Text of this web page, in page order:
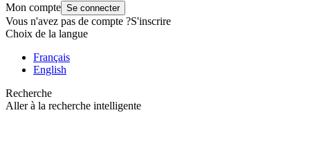
Mon compte Se connecter
Vous n'avez pas de compte ?S'inscrire
Choix de la langue
Français
English
Recherche
Aller à la recherche intelligente